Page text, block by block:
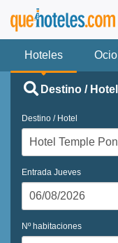
Hoteles Ocio
Destino / Hotel
Destino / Hotel
Entrada Jueves
Nº habitaciones